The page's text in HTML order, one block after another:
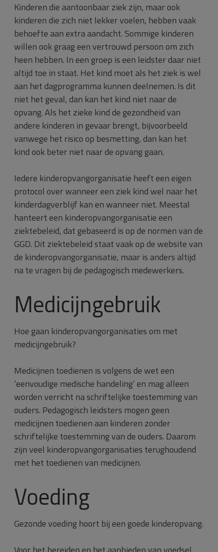
Kinderen die aantoonbaar ziek zijn, maar ook
kinderen die zich niet lekker voelen, hebben vaak
behoefte aan extra aandacht. Sommige kinderen
willen ook graag een vertrouwd persoon om zich
heen hebben. In een groep is een leidster daar niet
altijd toe in staat. Het kind moet als het ziek is wel
aan het dagprogramma kunnen deelnemen. Is dit
niet het geval, dan kan het kind niet naar de
opvang. Als het zieke kind de gezondheid van
andere kinderen in gevaar brengt, bijvoorbeeld
vanwege het risico op besmetting, dan kan het
kind ook beter niet naar de opvang gaan.
Iedere kinderopvangorganisatie heeft een eigen
protocol over wanneer een ziek kind wel naar het
kinderdagverblijf kan en wanneer niet. Meestal
hanteert een kinderopvangorganisatie een
ziektebeleid, dat gebaseerd is op de normen van de
GGD. Dit ziektebeleid staat vaak op de website van
de kinderopvangorganisatie, maar is anders altijd
na te vragen bij de pedagogisch medewerkers.
Medicijngebruik
Hoe gaan kinderopvangorganisaties om met
medicijngebruik?
Medicijnen toedienen is volgens de wet een
‘eenvoudige medische handeling’ en mag alleen
worden verricht na schriftelijke toestemming van
ouders. Pedagogisch leidsters mogen geen
medicijnen toedienen aan kinderen zonder
schriftelijke toestemming van de ouders. Daarom
zijn veel kinderopvangorganisaties terughoudend
met het toedienen van medicijnen.
Voeding
Gezonde voeding hoort bij een goede kinderopvang.